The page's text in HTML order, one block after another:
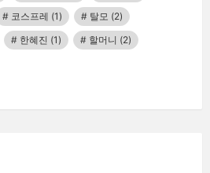
코스프레 (1) 탈모 (2)
한혜진 (1) 할머니 (2)